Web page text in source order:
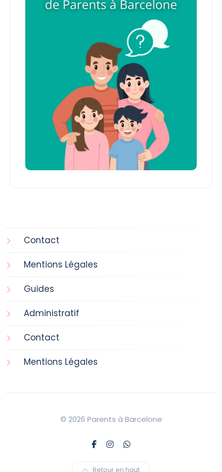
Contact
Mentions Légales
Guides
Administratif
Contact
Mentions Légales
© 2026 Parents à Barcelone
Retour en haut